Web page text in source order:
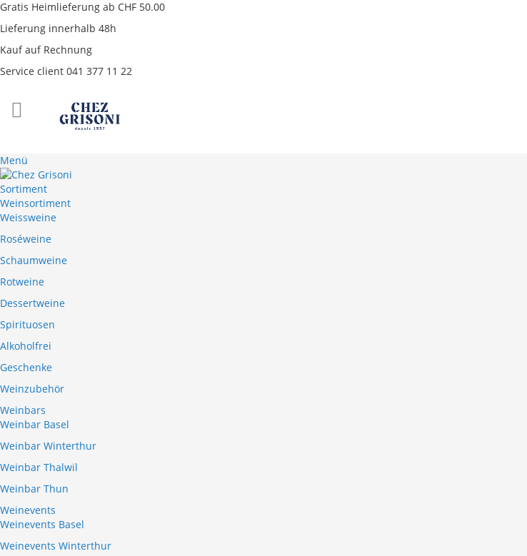
Gratis Heimlieferung ab CHF 50.00
Lieferung innerhalb 48h
Kauf auf Rechnung
Service client 041 377 11 22
Menü
Sortiment
Weinsortiment
Weissweine
Roséweine
Schaumweine
Rotweine
Dessertweine
Spirituosen
Alkoholfrei
Geschenke
Weinzubehör
Weinbars
Weinbar Basel
Weinbar Winterthur
Weinbar Thalwil
Weinbar Thun
Weinevents
Weinevents Basel
Weinevents Winterthur